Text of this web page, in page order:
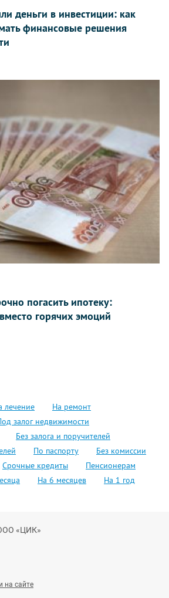
деньги в инвестиции: как
финансовые решения
погасить ипотеку:
горячих эмоций
лечение
На ремонт
залог недвижимости
Без залога и поручителей
По паспорту
Без комиссии
Срочные кредиты
Пенсионерам
На 6 месяцев
На 1 год
«ЦИК»
на сайте